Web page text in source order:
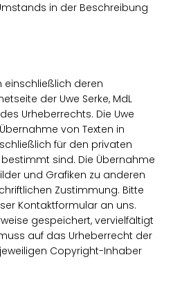
in der Beschreibung
einschließlich deren
der Uwe Serke, MdL
Urheberrechts. Die Uwe
von Texten in
für den privaten
sind. Die Übernahme
und Grafiken zu anderen
Zustimmung. Bitte
Kontaktformular an uns.
gespeichert, vervielfältigt
auf das Urheberrecht der
jeweiligen Copyright-Inhaber